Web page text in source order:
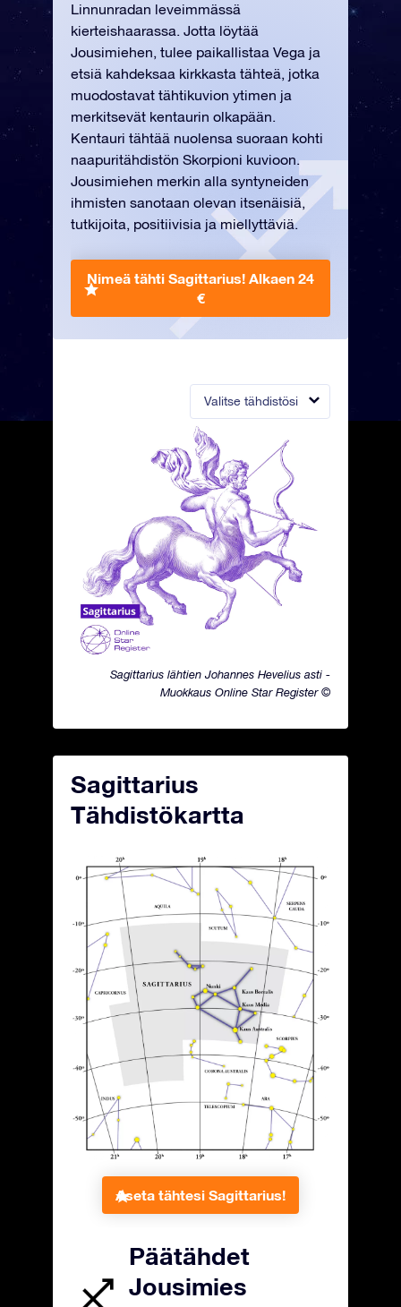
Valitse tähdistösi
Sagittarius lähtien Johannes Hevelius asti -
Muokkaus Online Star Register ©
Linnunradan leveimmässä
kierteishaarassa. Jotta löytää
Jousimiehen, tulee paikallistaa Vega ja
etsiä kahdeksaa kirkkasta tähteä, jotka
muodostavat tähtikuvion ytimen ja
merkitsevät kentaurin olkapään.
Kentauri tähtää nuolensa suoraan kohti
naapuritähdistön Skorpioni kuvioon.
Jousimiehen merkin alla syntyneiden
ihmisten sanotaan olevan itsenäisiä,
tutkijoita, positiivisia ja miellyttäviä.
Nimeä tähti Sagittarius! Alkaen 24
€
Sagittarius
Tähdistökartta
Aseta tähtesi Sagittarius!
Päätähdet
Jousimies